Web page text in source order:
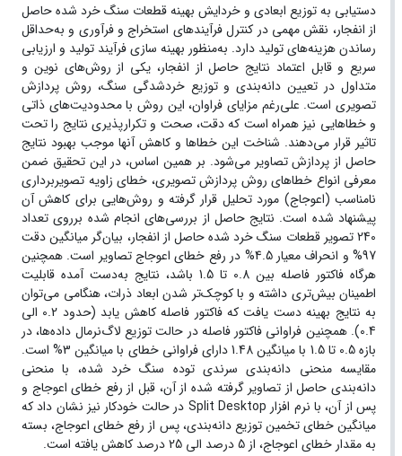
دستیابی به توزیع ابعادی و خردایش بهینه قطعات سنگ خرد شده حاصل
از انفجار، نقش مهمی در کنترل فرآیندهای استخراج و فرآوری و به‌حداقل
رساندن هزینه‌های تولید دارد. به‌منظور بهینه سازی فرآیند تولید و ارزیابی
سریع و قابل اعتماد نتایج حاصل از انفجار، یکی از روش‌های نوین و
متداول در تعیین دانه‌بندی و توزیع خردشدگی سنگ، روش پردازش
تصویری است. علی‌رغم مزایای فراوان، این روش با محدودیت‌های ذاتی
و خطاهایی نیز همراه است که دقت، صحت و تکرارپذیری نتایج را تحت‌
تاثیر قرار می‌دهند. شناخت این خطاها و کاهش آنها موجب بهبود نتایج
حاصل از پردازش تصاویر می‌شود. بر همین اساس، در این تحقیق ضمن
معرفی انواع خطاهای روش پردازش تصویری، خطای زاویه تصویربرداری
نامناسب (اعوجاج) مورد تحلیل قرار گرفته و روش‌هایی برای کاهش آن
پیشنهاد شده است. نتایج حاصل از بررسی‌های انجام شده برروی تعداد
240 تصویر قطعات سنگ خرد شده حاصل از انفجار، بیان‌گر میانگین دقت
97% و انحراف معیار 4.5% در رفع خطای اعوجاج تصاویر است. همچنین
هرگاه فاکتور فاصله بین 0.8 تا 1.5 باشد، نتایج به‌دست آمده قابلیت
اطمینان بیش‌تری داشته و با کوچک‌‌تر شدن ابعاد ذرات، هنگامی می‌توان
به نتایج بهینه دست یافت که فاکتور فاصله کاهش یابد (حدود 0.2 الی
0.4). همچنین فراوانی فاکتور فاصله در حالت توزیع لاگ‌نرمال داده‌ها، در
بازه 0.5 تا 1.5 با میانگین 1.48 دارای فراوانی خطای با میانگین 3% است.
مقایسه منحنی دانه‌بندی سرندی توده سنگ خرد شده، با منحنی
دانه‌بندی حاصل از تصاویر گرفته شده از آن، قبل از رفع خطای اعوجاج و
پس از آن، با نرم افزار Split Desktop در حالت خودکار نیز نشان داد که
میانگین خطای تخمین توزیع دانه‌بندی، پس از رفع خطای اعوجاج، بسته
به مقدار خطای اعوجاج، از 5 درصد الی 25 درصد کاهش یافته است.